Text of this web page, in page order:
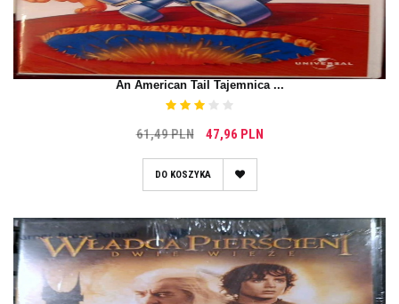
An American Tail Tajemnica ...
61,49 PLN 47,96 PLN
DO KOSZYKA